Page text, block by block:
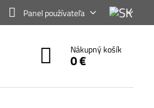
Panel používateľa
Nákupný košík
0 €